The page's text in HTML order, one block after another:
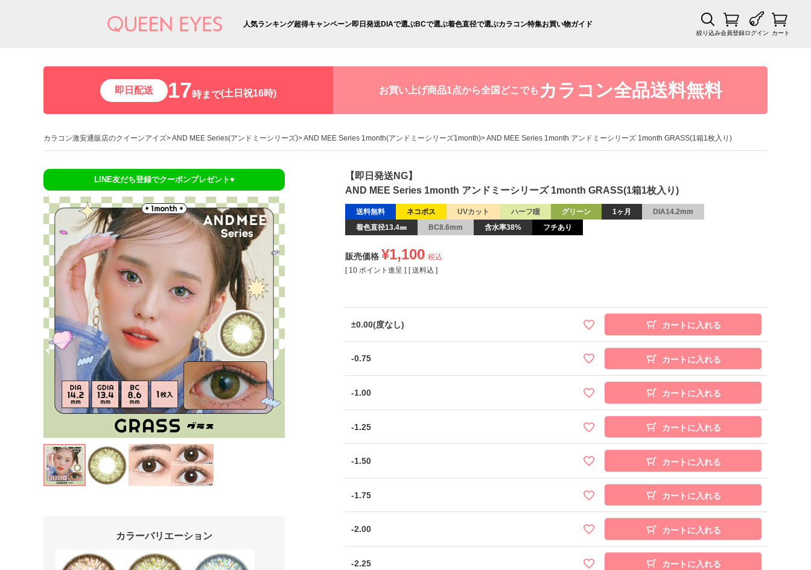
人気ランキング超得キャンペーン即日発送DIAで選ぶBCで選ぶ着色直径で選ぶカラコン特集お買い物ガイド
絞り込み会員登録ログイン カート
即日配送 17時まで(土日祝16時) お買い上げ商品1点から全国どこでも カラコン全品送料無料
カラコン激安通販店のクイーンアイズ AND MEE Series(アンドミーシリーズ) AND MEE Series 1month(アンドミーシリーズ1month) AND MEE Series 1month アンドミーシリーズ 1month GRASS(1箱1枚入り)
LINE友だち登録でクーポンプレゼント♥
カラーバリエーション
【即日発送NG】
AND MEE Series 1month アンドミーシリーズ 1month GRASS(1箱1枚入り)
送料無料 ネコポス UVカット ハーフ瞳 グリーン 1ヶ月
DIA14.2mm
着色直径13.4㎜
BC8.6mm 含水率38% フチあり
販売価格 ¥1,100 税込
[ 10 ポイント進呈 ] 送料込
±0.00(度なし) カートに入れる
-0.75 カートに入れる
-1.00 カートに入れる
-1.25 カートに入れる
-1.50 カートに入れる
-1.75 カートに入れる
-2.00 カートに入れる
-2.25 カートに入れる